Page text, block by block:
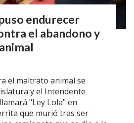
endurecer
el abandono y
el maltrato animal se
y el Intendente
"Ley Lola" en
que murió tras ser